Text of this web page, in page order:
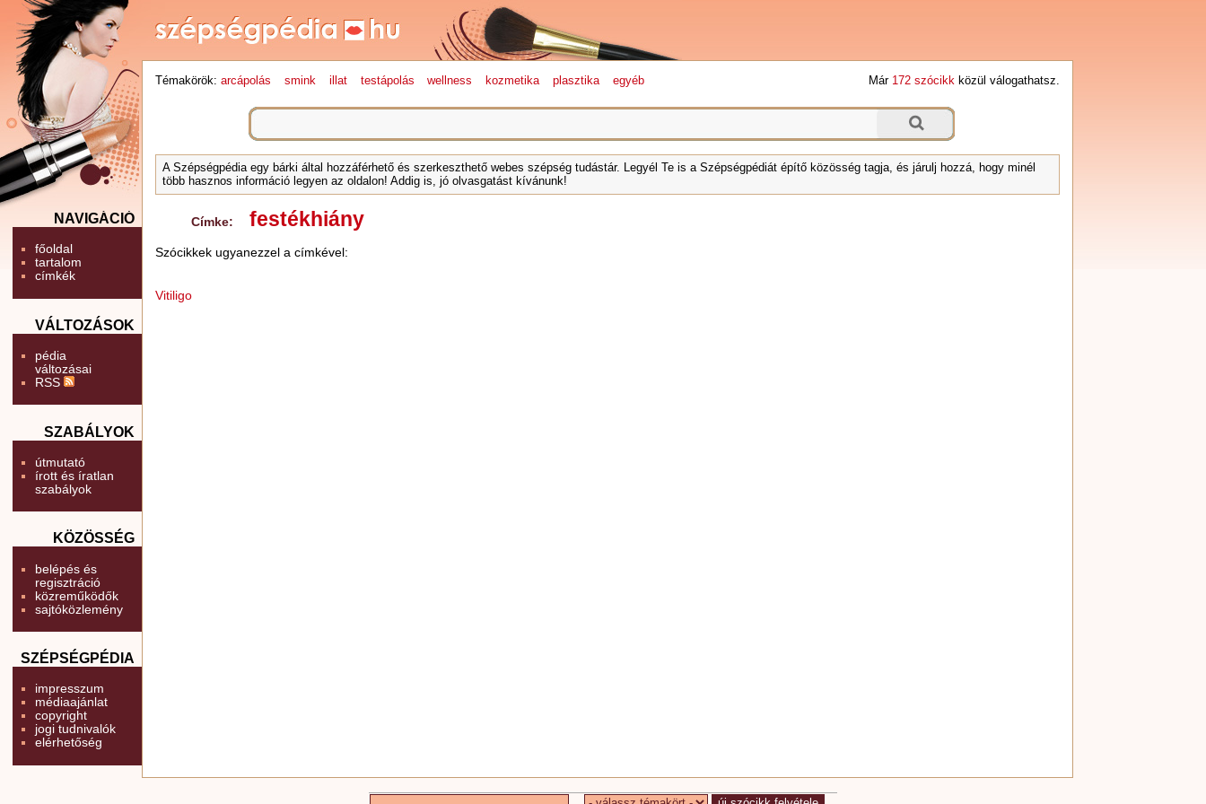
NAVIGÁCIÓ
főoldal
tartalom
címkék
VÁLTOZÁSOK
pédia
változásai
RSS
SZABÁLYOK
útmutató
írott és íratlan
szabályok
KÖZÖSSÉG
belépés és
regisztráció
közreműködők
sajtóközlemény
SZÉPSÉGPÉDIA
impresszum
médiaajánlat
copyright
jogi tudnivalók
elérhetőség
Témakörök: arcápolás smink illat testápolás wellness kozmetika plasztika egyéb Már 172 szócikkközül válogathatsz.
A Szépségpédia egy bárki által hozzáférhető és szerkeszthető webes szépség tudástár. Legyél Te is a Szépségpédiát építő közösség tagja, és járulj hozzá, hogy minél
több hasznos információ legyen az oldalon! Addig is, jó olvasgatást kívánunk!
Címke: festékhiány
Szócikkek ugyanezzel a címkével:
Vitiligo